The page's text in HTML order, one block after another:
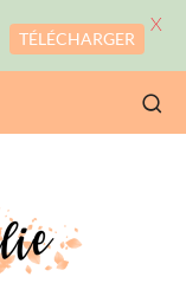
TÉLÉCHARGER
X